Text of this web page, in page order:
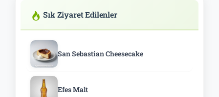
Sık Ziyaret Edilenler
San Sebastian Cheesecake
Efes Malt